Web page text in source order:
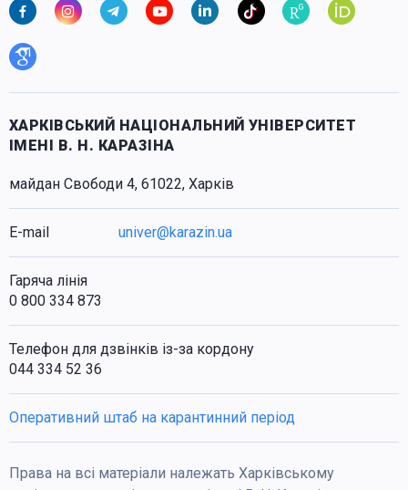
ХАРКІВСЬКИЙ НАЦІОНАЛЬНИЙ УНІВЕРСИТЕТ
ІМЕНІ В. Н. КАРАЗІНА
майдан Свободи 4, 61022, Харків
E-mail univer@karazin.ua
Гаряча лінія
0 800 334 873
Телефон для дзвінків із-за кордону
044 334 52 36
Оперативний штаб на карантинний період
Права на всі матеріали належать Харківському